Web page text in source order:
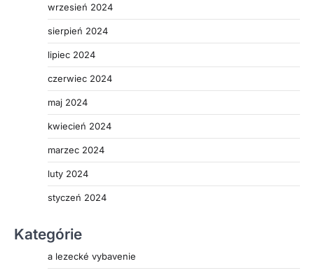
wrzesień 2024
sierpień 2024
lipiec 2024
czerwiec 2024
maj 2024
kwiecień 2024
marzec 2024
luty 2024
styczeń 2024
Kategórie
a lezecké vybavenie